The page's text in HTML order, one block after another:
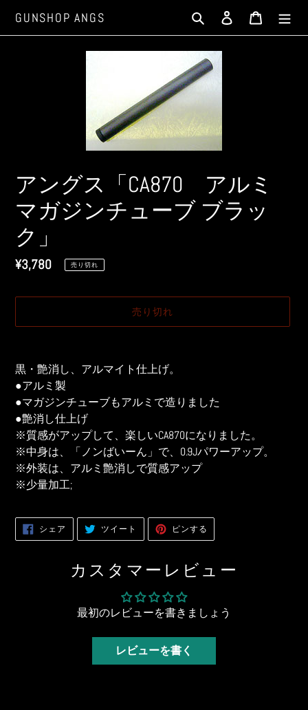
テ
GUNSHOP ANGS 検索 ログインカート
アングス「CA870 アルミ
マガジンチューブ ブラッ
ク」
通
価
格
¥3,780 売り切れ
売り切れ
ー
ト
に
商
品
を
追
加
す
黒・艶消し、アルマイト仕上げ。
●アルミ製
●マガジンチューブもアルミで造りました
●艶消し仕上げ
※質感がアップして、楽しいCA870になりました。
※中身は、「ノンばいーん」で、0.9Jパワーアップ。
※外装は、アルミ艶消しで質感アップ
※少量加工;
シェア FACEBOOK
シ
す
る
ツイート TWITTER
投
る
ピンする
ピ
る
カスタマーレビュー
最初のレビューを書きましょう
レビューを書く